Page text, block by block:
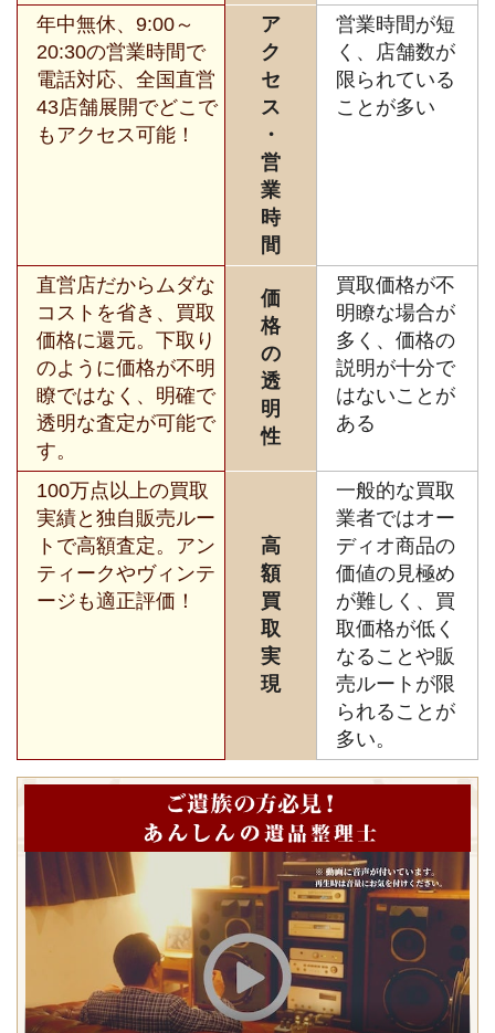
年中無休、9:00～
20:30の営業時間で
電話対応、全国直営
43店舗展開でどこで
もアクセス可能！
ア
ク
セ
ス
・
営
業
時
間
営業時間が短
く、店舗数が
限られている
ことが多い
直営店だからムダな
コストを省き、買取
価格に還元。下取り
のように価格が不明
瞭ではなく、明確で
透明な査定が可能で
す。
価
格
の
透
明
性
買取価格が不
明瞭な場合が
多く、価格の
説明が十分で
はないことが
ある
100万点以上の買取
実績と独自販売ルー
トで高額査定。アン
ティークやヴィンテ
ージも適正評価！
高
額
買
取
実
現
一般的な買取
業者ではオー
ディオ商品の
価値の見極め
が難しく、買
取価格が低く
なることや販
売ルートが限
られることが
多い。